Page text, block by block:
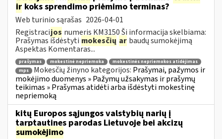
irkoks sprendimo priėmimo terminas?
Web turinio sąrašas 2026-04-01
Registracijos numeris KM3150 Ši informacija skelbiama:
Prašymas išdėstyti mokesčių ar baudų sumokėjimą
Aspektas Komentaras...
prašymas mokestinė nepriemoka
mokestinės nepriemokos atidėjimas
mps
Mokesčių žinyno kategorijos: Prašymai, pažymos ir
mokėjimo duomenys » Pažymų užsakymas ir prašymų
teikimas » Prašymas atidėti arba išdėstyti mokestinę
nepriemoką
kitų Europos sąjungos valstybių narių į
tarptautines parodas Lietuvoje bei akcizų
sumokėjimo